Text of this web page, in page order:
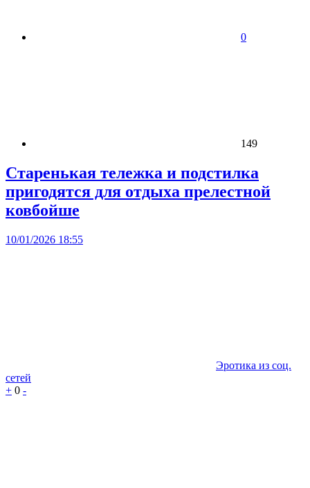
0
149
Старенькая тележка и подстилка
пригодятся для отдыха прелестной
ковбойше
10/01/2026 18:55
Эротика из соц.
сетей
+ 0 -